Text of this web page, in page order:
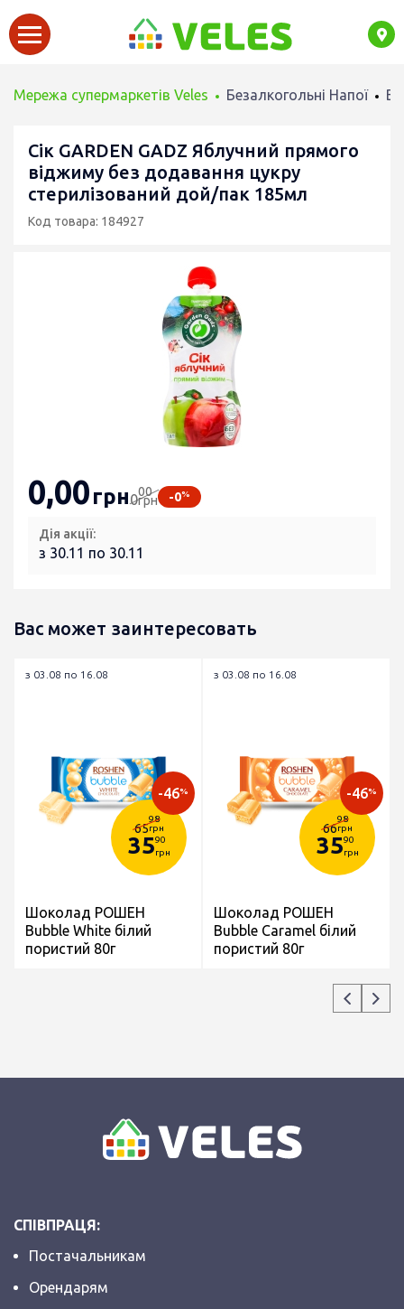
Мережа супермаркетів Veles Безалкогольні Напої
Сік GARDEN GADZ Яблучний прямого
віджиму без додавання цукру
стерилізований дой/пак 185мл
Код товара: 184927
0,00грн000
грн -0%
Дія акції:
з 30.11 по 30.11
Вас может заинтересовать
з 03.08 по 16.08
65
98
грн
3590
грн
-46%
Шоколад РОШЕН
Bubble White білий
пористий 80г
з 03.08 по 16.08
66
98
грн
3590
грн
-46%
Шоколад РОШЕН
Bubble Caramel білий
пористий 80г
СПІВПРАЦЯ:
Постачальникам
Орендарям